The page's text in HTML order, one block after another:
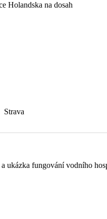
Holandska na dosah
Strava
ukázka fungování vodního